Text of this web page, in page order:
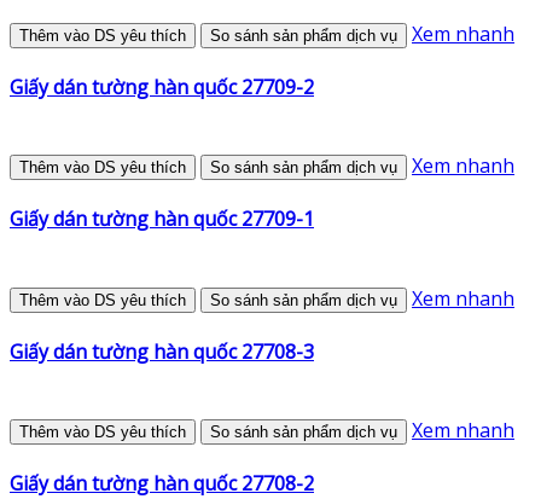
Thêm vào DS yêu thích So sánh sản phẩm dịch vụ Xem nhanh
Giấy dán tường hàn quốc 27709-2
Thêm vào DS yêu thích So sánh sản phẩm dịch vụ Xem nhanh
Giấy dán tường hàn quốc 27709-1
Thêm vào DS yêu thích So sánh sản phẩm dịch vụ Xem nhanh
Giấy dán tường hàn quốc 27708-3
Thêm vào DS yêu thích So sánh sản phẩm dịch vụ Xem nhanh
Giấy dán tường hàn quốc 27708-2